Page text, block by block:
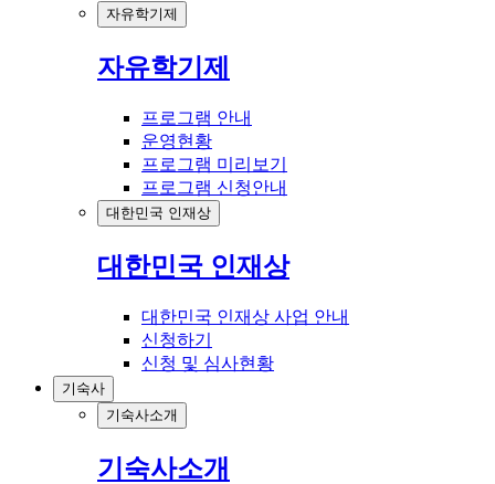
자유학기제
자유학기제
프로그램 안내
운영현황
프로그램 미리보기
프로그램 신청안내
대한민국 인재상
대한민국 인재상
대한민국 인재상 사업 안내
신청하기
신청 및 심사현황
기숙사
기숙사소개
기숙사소개